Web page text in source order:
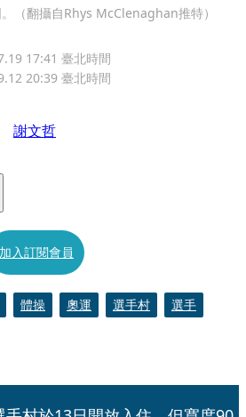
（翻攝自Rhys McClenaghan推特）
17:41 臺北時間
20:39 臺北時間
謝文哲
加入訂閱會員
體操 奧運 選手村
選手